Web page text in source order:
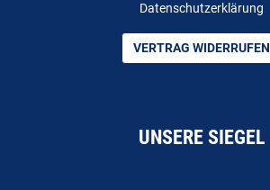
Datenschutzerklärung
VERTRAG WIDERRUFEN
UNSERE SIEGEL